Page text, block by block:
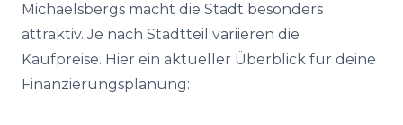
Michaelsbergs macht die Stadt besonders
attraktiv. Je nach Stadtteil variieren die
Kaufpreise. Hier ein aktueller Überblick für deine
Finanzierungsplanung: